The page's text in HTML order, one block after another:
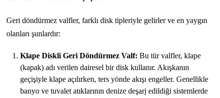
Geri döndürmez valfler, farklı disk tipleriyle gelirler ve en yaygın
olanları şunlardır:
Klape Diskli Geri Döndürmez Valf: Bu tür valfler, klape
(kapak) adı verilen dairesel bir disk kullanır. Akışkanın
geçişiyle klape açılırken, ters yönde akışı engeller. Genellikle
banyo ve tuvalet atıklarının denize deşarj edildiği sistemlerde